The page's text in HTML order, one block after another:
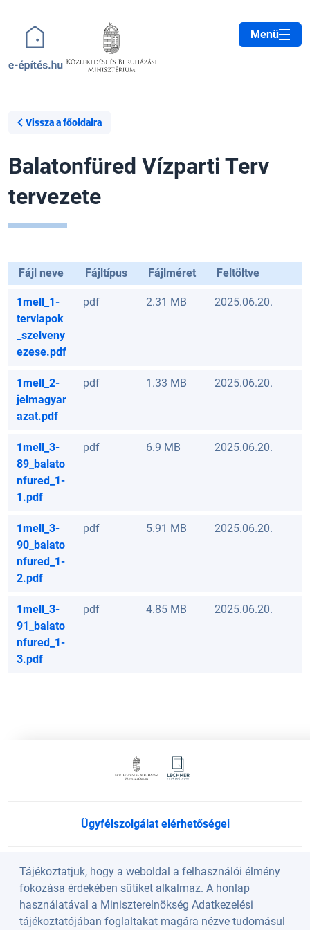
Menü
Vissza a főoldalra
Balatonfüred Vízparti Terv
tervezete
Fájl neve Fájltípus Fájlméret Feltöltve
1mell_1-
tervlapok
_szelveny
ezese.pdf
pdf 2.31 MB 2025.06.20.
1mell_2-
jelmagyar
azat.pdf
pdf 1.33 MB 2025.06.20.
1mell_3-
89_balato
nfured_1-
1.pdf
pdf 6.9 MB 2025.06.20.
1mell_3-
90_balato
nfured_1-
2.pdf
pdf 5.91 MB 2025.06.20.
1mell_3-
91_balato
nfured_1-
3.pdf
pdf 4.85 MB 2025.06.20.
Tájékoztatjuk, hogy a weboldal a felhasználói élmény
fokozása érdekében sütiket alkalmaz. A honlap
használatával a Miniszterelnökség Adatkezelési
tájékoztatójában foglaltakat magára nézve tudomásul
Ügyfélszolgálat elérhetőségei
Süti beállítások
Köszöntő